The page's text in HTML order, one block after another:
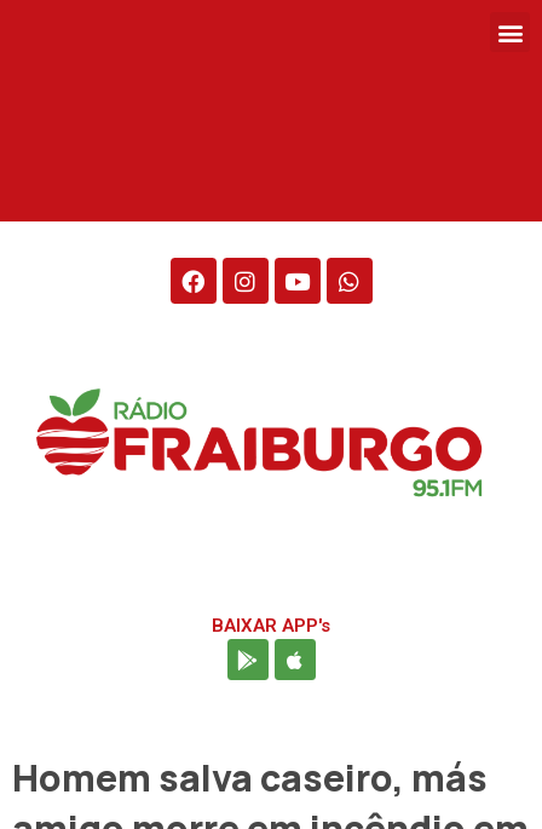
BAIXAR APP's
Homem salva caseiro, más